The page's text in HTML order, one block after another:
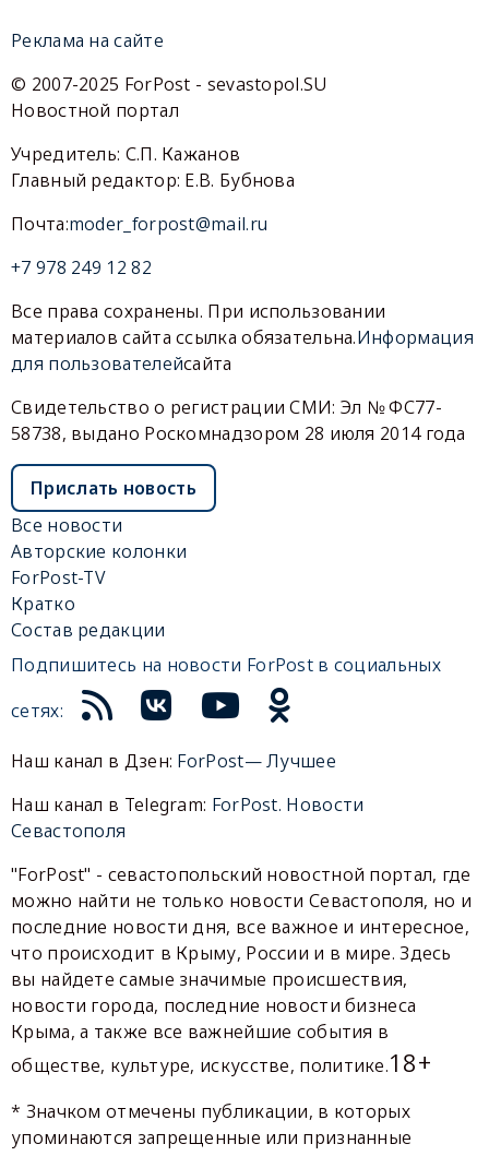
Реклама на сайте
© 2007-2025 ForPost - sevastopol.SU
Новостной портал
Учредитель: С.П. Кажанов
Главный редактор: Е.В. Бубнова
Почта:moder_forpost@mail.ru
+7 978 249 12 82
Все права сохранены. При использовании
материалов сайта ссылка обязательна.Информация
для пользователейсайта
Свидетельство о регистрации СМИ: Эл № ФС77-
58738, выдано Роскомнадзором 28 июля 2014 года
Прислать новость
Все новости
Авторские колонки
ForPost-TV
Кратко
Состав редакции
Подпишитесь на новости ForPost в социальных
сетях:
Наш канал в Дзен: ForPost— Лучшее
Наш канал в Telegram: ForPost. Новости
Севастополя
"ForPost" - севастопольский новостной портал, где
можно найти не только новости Севастополя, но и
последние новости дня, все важное и интересное,
что происходит в Крыму, России и в мире. Здесь
вы найдете самые значимые происшествия,
новости города, последние новости бизнеса
Крыма, а также все важнейшие события в
обществе, культуре, искусстве, политике.18+
* Значком отмечены публикации, в которых
упоминаются запрещенные или признанные